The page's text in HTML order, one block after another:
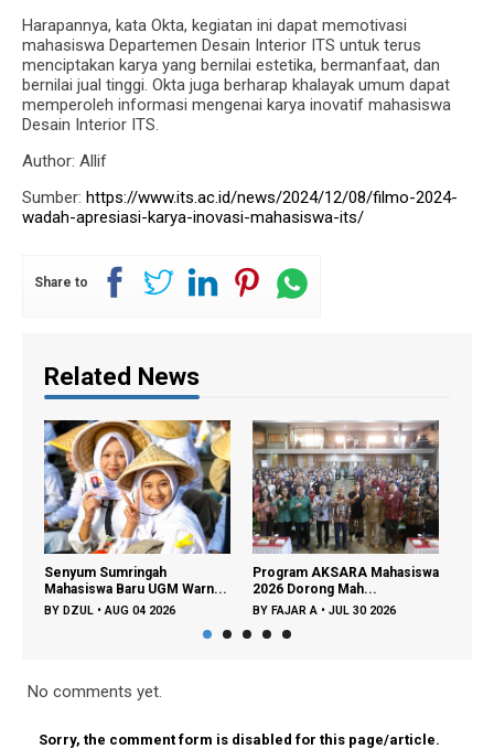
Harapannya, kata Okta, kegiatan ini dapat memotivasi
mahasiswa Departemen Desain Interior ITS untuk terus
menciptakan karya yang bernilai estetika, bermanfaat, dan
bernilai jual tinggi. Okta juga berharap khalayak umum dapat
memperoleh informasi mengenai karya inovatif mahasiswa
Desain Interior ITS.
Author: Allif
Sumber: https://www.its.ac.id/news/2024/12/08/filmo-2024-
wadah-apresiasi-karya-inovasi-mahasiswa-its/
Share to
Related News
Senyum Sumringah
Mahasiswa Baru UGM Warn...
BY DZUL •AUG 04 2026
Program AKSARA Mahasiswa
2026 Dorong Mah...
BY FAJAR A • JUL 30 2026
No comments yet.
Sorry, the comment form is disabled for this page/article.